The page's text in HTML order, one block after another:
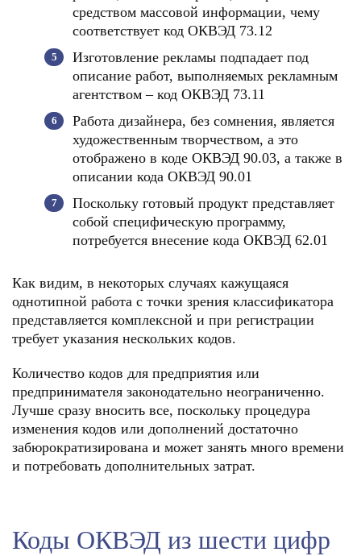
средством массовой информации, чему
соответствует код ОКВЭД 73.12
Изготовление рекламы подпадает под
описание работ, выполняемых рекламным
агентством – код ОКВЭД 73.11
Работа дизайнера, без сомнения, является
художественным творчеством, а это
отображено в коде ОКВЭД 90.03, а также в
описании кода ОКВЭД 90.01
Поскольку готовый продукт представляет
собой специфическую программу,
потребуется внесение кода ОКВЭД 62.01
Как видим, в некоторых случаях кажущаяся
однотипной работа с точки зрения классификатора
представляется комплексной и при регистрации
требует указания нескольких кодов.
Количество кодов для предприятия или
предпринимателя законодательно неограниченно.
Лучше сразу вносить все, поскольку процедура
изменения кодов или дополнений достаточно
забюрократизирована и может занять много времени
и потребовать дополнительных затрат.
Коды ОКВЭД из шести цифр